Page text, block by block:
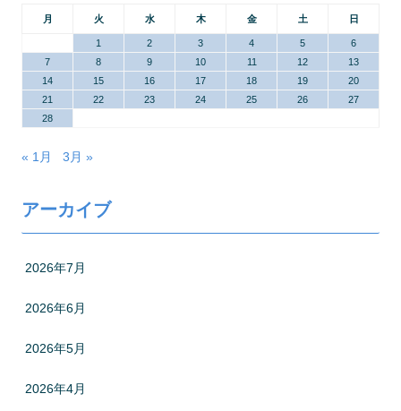
月 火 水 木 金 土 日
1 2 3 4 5
6
7
8 9 10 11 12
13
14
15 16 17 18 19
20
21
22 23 24 25 26
27
28
« 1月 3月 »
アーカイブ
2026年7月
2026年6月
2026年5月
2026年4月